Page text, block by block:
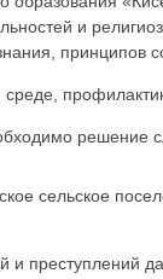
и
принципов
решение
сельское
преступлений